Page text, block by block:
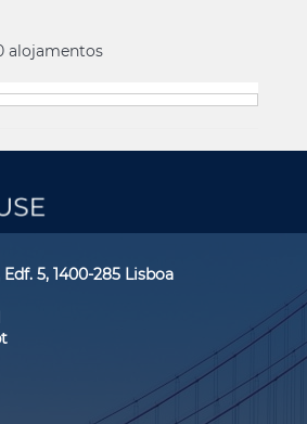
alojamentos
5, 1400-285 Lisboa